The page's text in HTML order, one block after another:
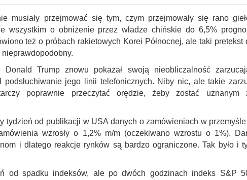
musiały przejmować się tym, czym przejmowały się rano
wszystkim o obniżenie przez władze chińskie do 6,5%
też o próbach rakietowych Korei Północnej, ale taki pretekst
Trump znowu pokazał swoją nieobliczalność
podsłuchiwanie jego linii telefonicznych. Niby nic, ale takie
poprawnie przeczytać orędzie, żeby zostać uznanym
tydzień od publikacji w USA danych o zamówieniach w
wzrosły o 1,2% m/m (oczekiwano wzrostu o 1%).
i dlatego reakcje rynków są bardzo ograniczone. Tak było i
od spadku indeksów, ale po dwóch godzinach indeks S&P